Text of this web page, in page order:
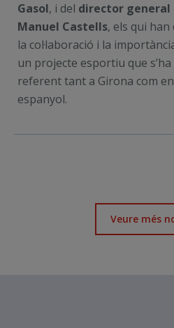
Gasol, i del director general
Manuel Castells, els qui han
la col·laboració i la
un projecte esportiu que
referent tant a Girona com
espanyol.
Veure més